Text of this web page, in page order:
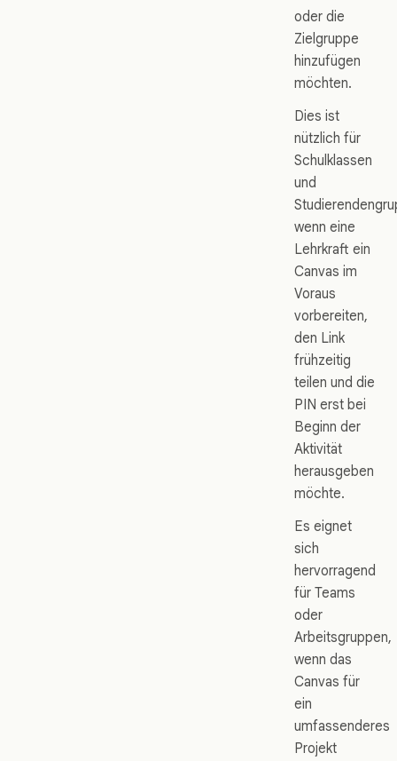
oder die
Zielgruppe
hinzufügen
möchten.
Dies ist
nützlich für
Schulklassen
und
wenn eine
Lehrkraft ein
Canvas im
Voraus
vorbereiten,
den Link
frühzeitig
teilen und die
PIN erst bei
Beginn der
Aktivität
herausgeben
möchte.
Es eignet
sich
hervorragend
für Teams
oder
Arbeitsgruppen,
wenn das
Canvas für
ein
umfassenderes
Projekt